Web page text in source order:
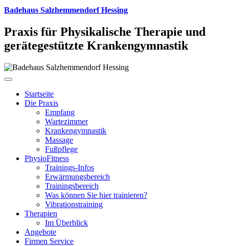
Badehaus Salzhemmendorf Hessing
Praxis für Physikalische Therapie und
gerätegestützte Krankengymnastik
Startseite
Die Praxis
Empfang
Wartezimmer
Krankengymnastik
Massage
Fußpflege
PhysioFitness
Trainings-Infos
Erwärmungsbereich
Trainingsbereich
Was können Sie hier trainieren?
Vibrationstraining
Therapien
Im Überblick
Angebote
Firmen Service